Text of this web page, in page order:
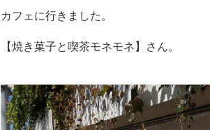
カフェに行きました。
【焼き菓子と喫茶モネモネ】さん。